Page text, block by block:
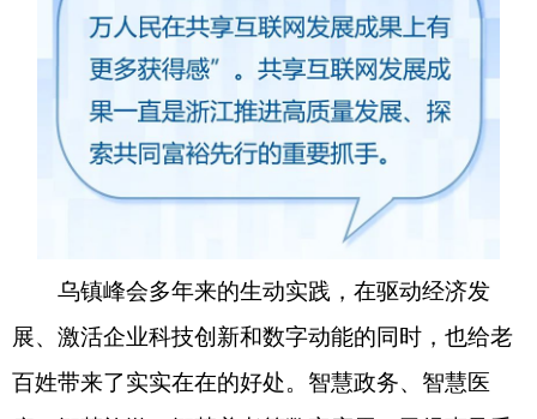
乌镇峰会多年来的生动实践，在驱动经济发
展、激活企业科技创新和数字动能的同时，也给老
百姓带来了实实在在的好处。智慧政务、智慧医